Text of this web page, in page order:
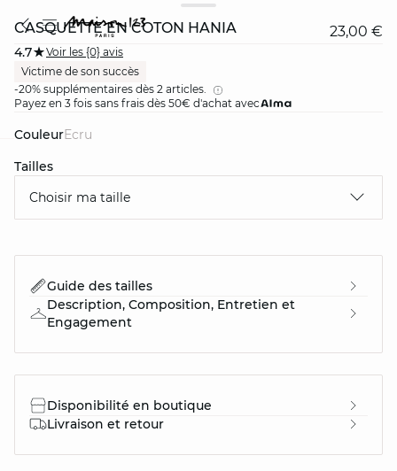
CASQUETTE EN COTON HANIA 23,00 €
4.7
Voir les {0} avis
Victime de son succès
-20% supplémentaires dès 2 articles.
Payez en 3 fois sans frais dès 50€ d'achat avec
Couleur ecru
Tailles
Choisir ma taille
Guide des tailles
Description, Composition, Entretien et
Engagement
Disponibilité en boutique
Livraison et retour